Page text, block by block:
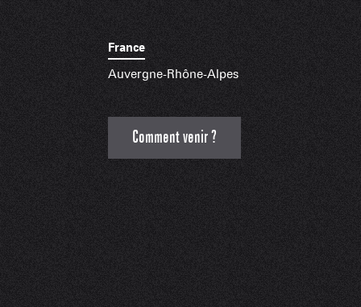
France
Auvergne-Rhône-Alpes
Comment venir ?